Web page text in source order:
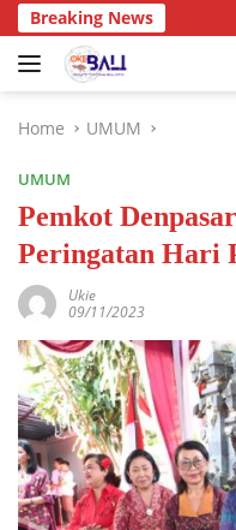
Breaking News
Home UMUM
UMUM
Pemkot
Peringatan Hari
Ukie
09/11/2023